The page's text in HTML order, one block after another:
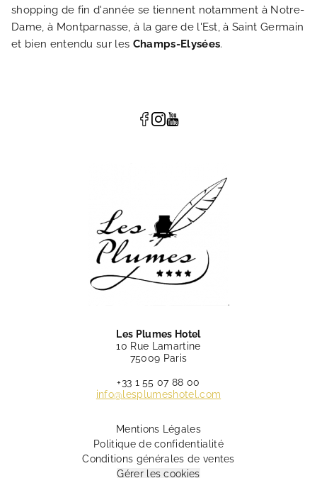
shopping de fin d'année se tiennent notamment à Notre-
Dame, à Montparnasse, à la gare de l'Est, à Saint Germain
et bien entendu sur les Champs-Elysées.
Les Plumes Hotel
10 Rue Lamartine
75009 Paris
+33 1 55 07 88 00
info@lesplumeshotel.com
Mentions Légales
Politique de confidentialité
Conditions générales de ventes
Gérer les cookies